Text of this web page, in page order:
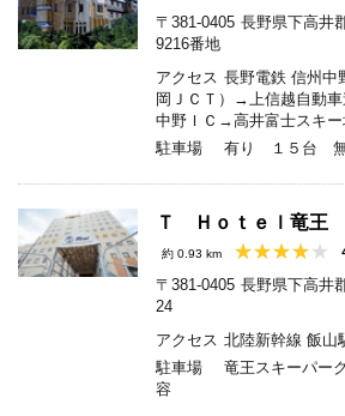
〒381-0405 長野県下高井
9216番地
アクセス 長野電鉄 信州中
岡ＪＣＴ）→上信越自動
中野ＩＣ→高井富士スキー
駐車場
有り １５台
Ｔ Ｈｏｔｅｌ竜王
約 0.93 km
〒381-0405 長野県下高井
24
アクセス 北陸新幹線 飯山
駐車場
竜王スキーパー
容